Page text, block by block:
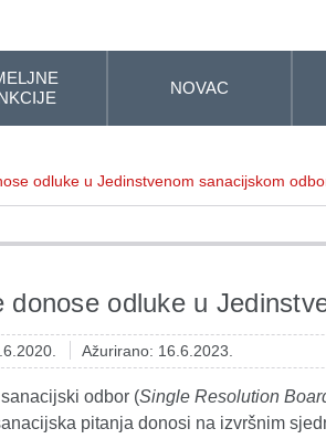
NOVAC
odluke u Jedinstvenom sanacijskom
donose odluke u
Ažurirano: 16.6.2023.
odbor (Single Resolution
pitanja donosi na izvršnim